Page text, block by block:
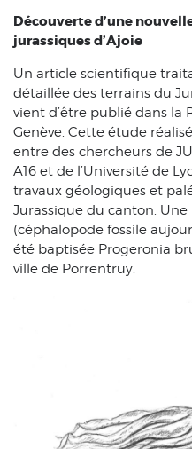
Découverte d’une
jurassiques d’Ajoie
Un article scientifique
détaillée des terrains du
vient d’être publié dans la
Genève. Cette étude
entre des chercheurs de
A16 et de l’Université de
travaux géologiques et
Jurassique du canton.
(céphalopode fossile
été baptisée Progeronia
ville de Porrentruy.